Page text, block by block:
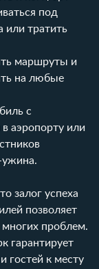
под
или тратить
маршруты и
на любые
с
аэропорту или
ужина.
залог успеха
позволяет
многих проблем.
гарантирует
гостей к месту